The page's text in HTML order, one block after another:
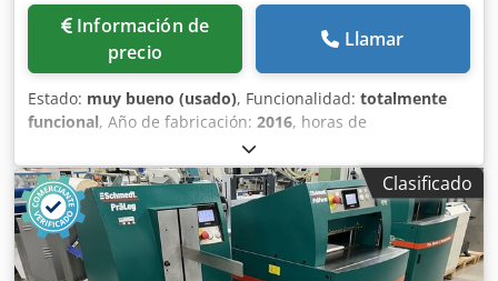
Información de
precio
Llamar
Estado: muy bueno (usado), Funcionalidad: totalmente
funcional, Año de fabricación: 2016, horas de
, * 11.500 horas de trabajo * Peso
operativo: 15.700 kg * Potencia del motor: 77 kW * Zapatas
Roadliner * Acoplador rápido hidráulico Dcsdpfx Aey Rm H
Eeagsk * Aire acondicionado
Clasificado